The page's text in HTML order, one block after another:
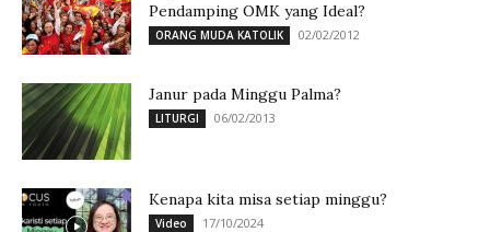
Pendamping OMK yang Ideal?
ORANG MUDA KATOLIK 02/02/2012
Janur pada Minggu Palma?
LITURGI 06/02/2013
Kenapa kita misa setiap minggu?
Video 17/10/2024